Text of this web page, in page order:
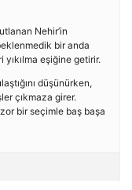
Nehir’in
bir anda
yıkılma eşiğine getirir.
düşünürken,
çıkmaza girer.
bir seçimle baş başa